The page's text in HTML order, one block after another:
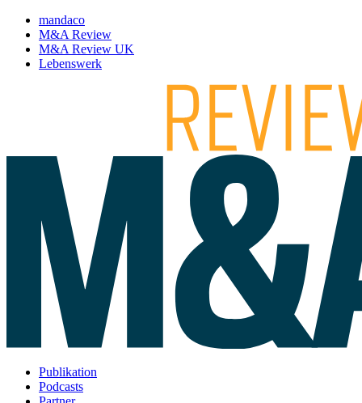
mandaco
M&A Review
M&A Review UK
Lebenswerk
Publikation
Podcasts